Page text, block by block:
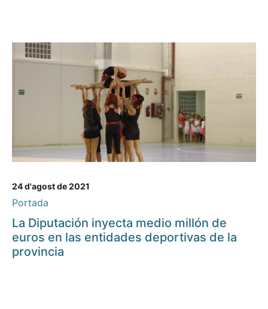
24 d'agost de 2021
Portada
La Diputación inyecta medio millón de
euros en las entidades deportivas de la
provincia